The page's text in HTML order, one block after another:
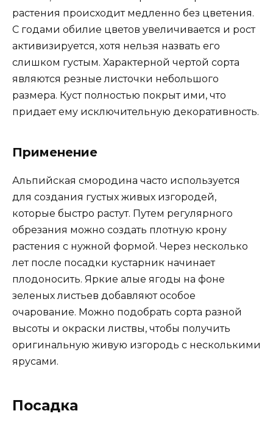
растения происходит медленно без цветения.
С годами обилие цветов увеличивается и рост
активизируется, хотя нельзя назвать его
слишком густым. Характерной чертой сорта
являются резные листочки небольшого
размера. Куст полностью покрыт ими, что
придает ему исключительную декоративность.
Применение
Альпийская смородина часто используется
для создания густых живых изгородей,
которые быстро растут. Путем регулярного
обрезания можно создать плотную крону
растения с нужной формой. Через несколько
лет после посадки кустарник начинает
плодоносить. Яркие алые ягоды на фоне
зеленых листьев добавляют особое
очарование. Можно подобрать сорта разной
высоты и окраски листвы, чтобы получить
оригинальную живую изгородь с несколькими
ярусами.
Посадка